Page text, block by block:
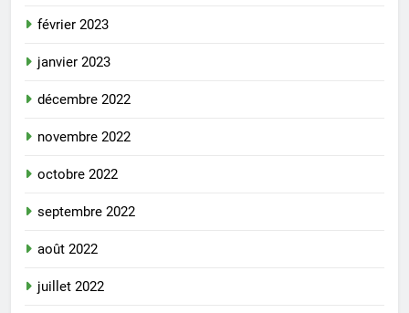
février 2023
janvier 2023
décembre 2022
novembre 2022
octobre 2022
septembre 2022
août 2022
juillet 2022